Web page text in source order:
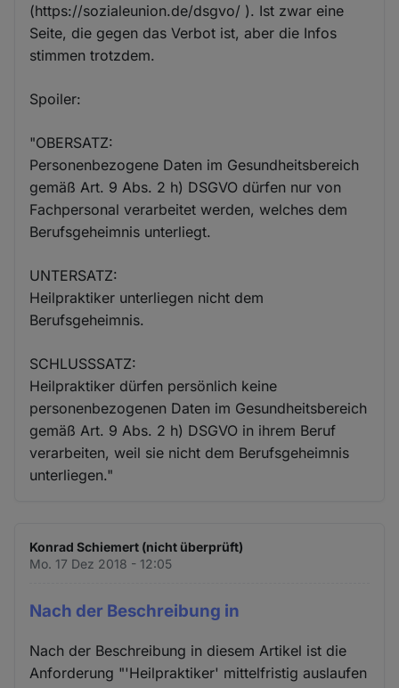
(https://sozialeunion.de/dsgvo/ ). Ist zwar eine
Seite, die gegen das Verbot ist, aber die Infos
stimmen trotzdem.
Spoiler:
"OBERSATZ:
Personenbezogene Daten im Gesundheitsbereich
gemäß Art. 9 Abs. 2 h) DSGVO dürfen nur von
Fachpersonal verarbeitet werden, welches dem
Berufsgeheimnis unterliegt.
UNTERSATZ:
Heilpraktiker unterliegen nicht dem
Berufsgeheimnis.
SCHLUSSSATZ:
Heilpraktiker dürfen persönlich keine
personenbezogenen Daten im Gesundheitsbereich
gemäß Art. 9 Abs. 2 h) DSGVO in ihrem Beruf
verarbeiten, weil sie nicht dem Berufsgeheimnis
unterliegen."
Konrad Schiemert (nicht überprüft)
Mo. 17 Dez 2018 - 12:05
Nach der Beschreibung in
Nach der Beschreibung in diesem Artikel ist die
Anforderung "'Heilpraktiker' mittelfristig auslaufen